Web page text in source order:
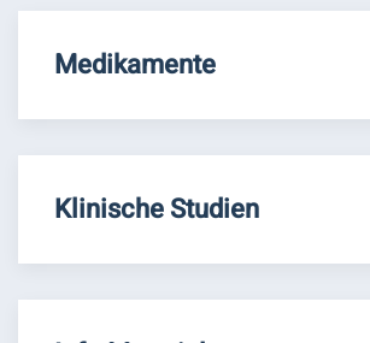
Medikamente
Klinische Studien